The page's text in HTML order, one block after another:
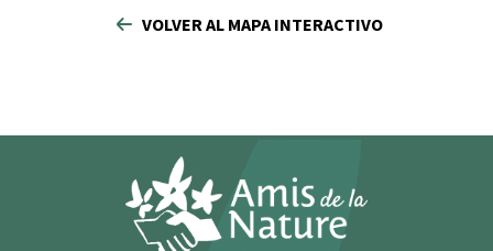
VOLVER AL MAPA INTERACTIVO